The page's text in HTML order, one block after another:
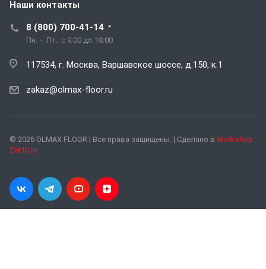
Наши контакты
8 (800) 700-41-14
Пн. – Пт.: с 9:00 до 18:00
117534, г. Москва, Варшавское шоссе, д.150, к.1
zakaz@olmax-floor.ru
© 2026 OLMAX FLOOR | Все права защищены. | Сделано в Workshop
Zet10.ru